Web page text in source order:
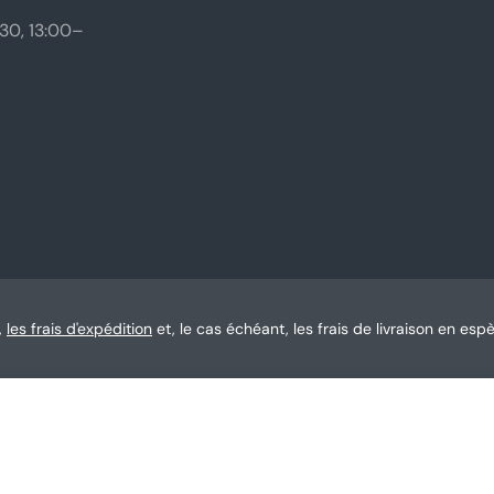
13:00–
les frais d'expédition et, le cas échéant, les frais de livraison en